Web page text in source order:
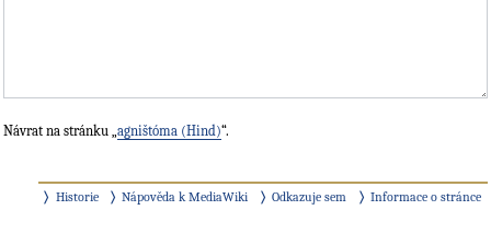
Návrat na stránku „ agništóma (Hind)“.
Historie Nápověda k MediaWiki Odkazuje sem Informace o stránce